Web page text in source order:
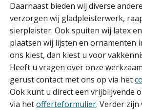
Daarnaast bieden wij diverse
verzorgen wij gladpleisterwerk,
sierpleister. Ook spuiten wij latex
plaatsen wij lijsten en ornamenten
ons kiest, dan kiest u voor
Heeft u vragen over onze
gerust contact met ons op via het
Ook kunt u direct een vrijblijvende
via hetofferteformulier. Verder